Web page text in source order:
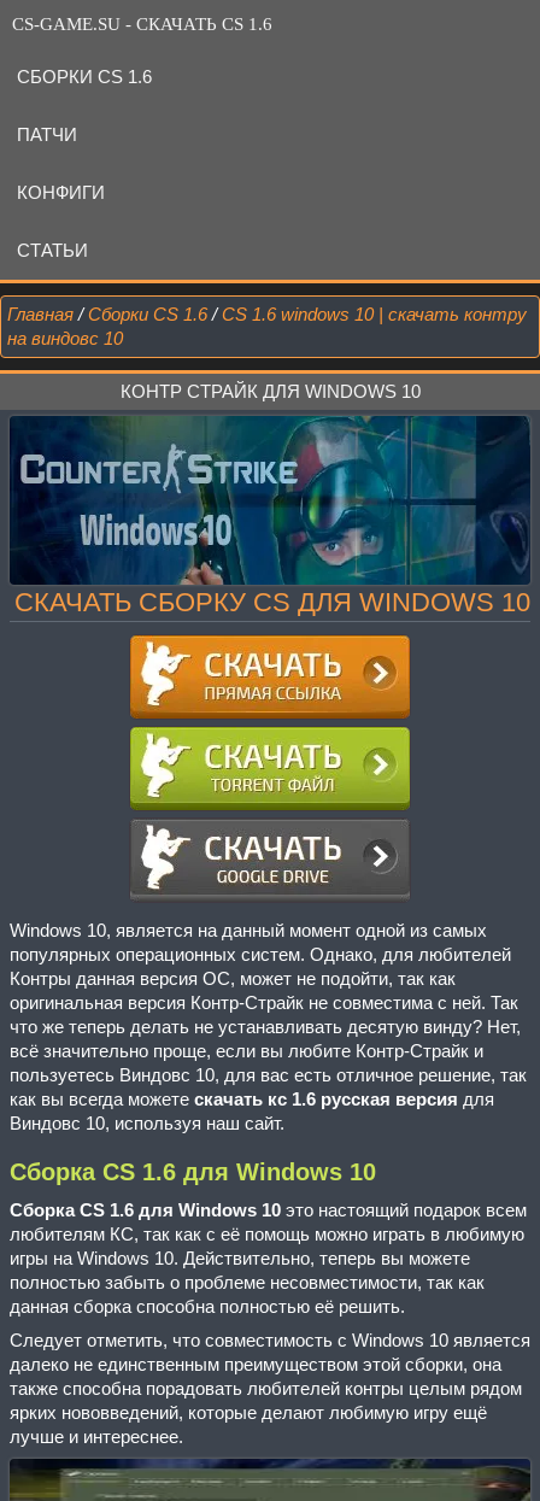
CS-GAME.SU - СКАЧАТЬ CS 1.6
СБОРКИ CS 1.6
ПАТЧИ
КОНФИГИ
СТАТЬИ
Главная/Сборки CS 1.6/CS 1.6 windows 10 | скачать контру
на виндовс 10
КОНТР СТРАЙК ДЛЯ WINDOWS 10
СКАЧАТЬ СБОРКУ CS ДЛЯ WINDOWS 10
Windows 10, является на данный момент одной из самых
популярных операционных систем. Однако, для любителей
Контры данная версия ОС, может не подойти, так как
оригинальная версия Контр-Страйк не совместима с ней. Так
что же теперь делать не устанавливать десятую винду? Нет,
всё значительно проще, если вы любите Контр-Страйк и
пользуетесь Виндовс 10, для вас есть отличное решение, так
как вы всегда можете скачать кс 1.6 русская версия для
Виндовс 10, используя наш сайт.
Сборка CS 1.6 для Windows 10
Сборка CS 1.6 для Windows 10 это настоящий подарок всем
любителям КС, так как с её помощь можно играть в любимую
игры на Windows 10. Действительно, теперь вы можете
полностью забыть о проблеме несовместимости, так как
данная сборка способна полностью её решить.
Следует отметить, что совместимость с Windows 10 является
далеко не единственным преимуществом этой сборки, она
также способна порадовать любителей контры целым рядом
ярких нововведений, которые делают любимую игру ещё
лучше и интереснее.